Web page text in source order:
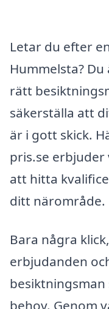
Letar du efter
Hummelsta?
rätt
säkerställa att
är i gott skick.
pris.se
att hitta
ditt närområde.
Bara några
erbjudanden
besiktningsman